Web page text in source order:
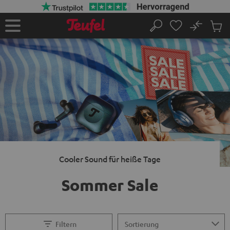
Startseite
Suche
No
im
Cooler Sound für heiße Tage
Sommer Sale
Filtern